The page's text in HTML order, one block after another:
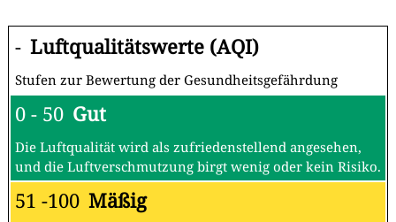
- Luftqualitätswerte (AQI)
Stufen zur Bewertung der Gesundheitsgefährdung
0 - 50 Gut
Die Luftqualität wird als zufriedenstellend angesehen,
und die Luftverschmutzung birgt wenig oder kein Risiko.
51 -100 Mäßig